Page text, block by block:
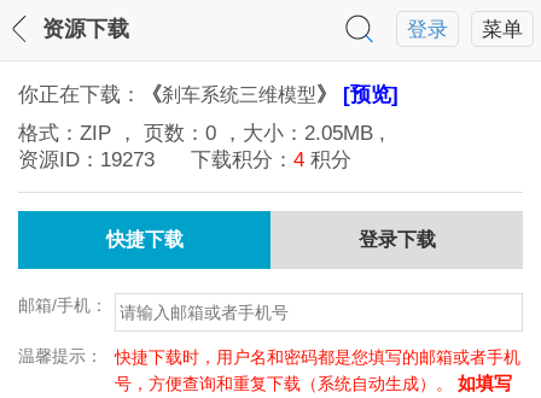
菜单
登录
资源下载
你正在下载： 《刹车系统三维模型》 [预览]
格式： ZIP ， 页数： 0 ，大小： 2.05MB ,
资源ID： 19273 下载积分： 4 积分
快捷下载 登录下载
邮箱/手机：
温馨提示：
快捷下载时，用户名和密码都是您填写的邮箱或者手机
号，方便查询和重复下载（系统自动生成）。 如填写